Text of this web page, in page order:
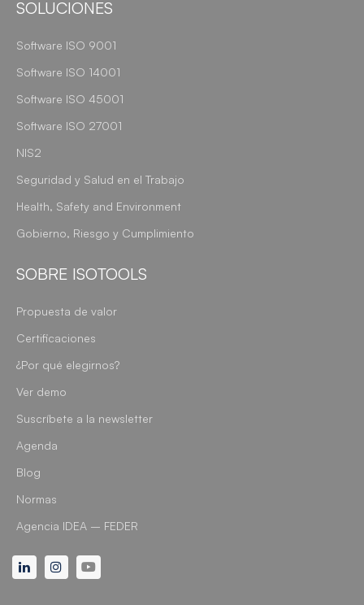
SOLUCIONES
Software ISO 9001
Software ISO 14001
Software ISO 45001
Software ISO 27001
NIS2
Seguridad y Salud en el Trabajo
Health, Safety and Environment
Gobierno, Riesgo y Cumplimiento
SOBRE ISOTOOLS
Propuesta de valor
Certificaciones
¿Por qué elegirnos?
Ver demo
Suscríbete a la newsletter
Agenda
Blog
Normas
Agencia IDEA – FEDER
LinkedinInstagramYoutube